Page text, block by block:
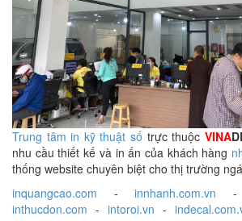
Trung tâm in kỹ thuật số trực thuộc VINA
nhu cầu thiết kế và in ấn của khách hàng
thống website chuyên biệt cho thị trường
inquangcao.com -innhanh.com.vn
inthucdon.com - intoroi.vn -